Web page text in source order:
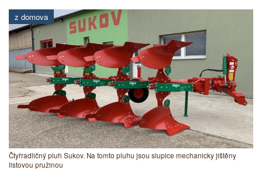
z domova
Čtyřradličný pluh Sukov. Na tomto pluhu jsou slupice mechanicky jištěny
listovou pružinou